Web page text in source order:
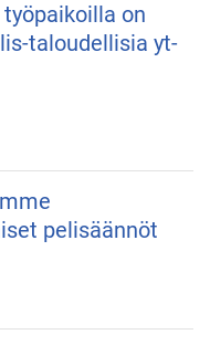
on
taloudellisia yt-
pelisäännöt